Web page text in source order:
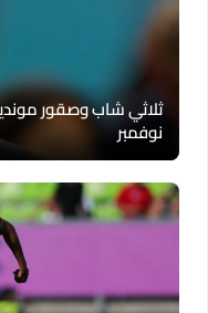
ثلاثي شاب وصقور
نوفمبر